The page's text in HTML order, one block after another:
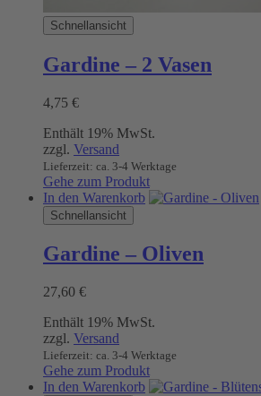
Schnellansicht
Gardine – 2 Vasen
4,75 €
Enthält 19% MwSt.
zzgl. Versand
Lieferzeit: ca. 3-4 Werktage
Gehe zum Produkt
In den Warenkorb
Schnellansicht
Gardine – Oliven
27,60 €
Enthält 19% MwSt.
zzgl. Versand
Lieferzeit: ca. 3-4 Werktage
Gehe zum Produkt
In den Warenkorb